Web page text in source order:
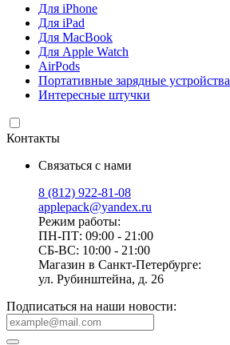
Для iPhone
Для iPad
Для MacBook
Для Apple Watch
AirPods
Портативные зарядные устройства
Интересные штучки
Контакты
Связаться с нами
8 (812) 922-81-08
applepack@yandex.ru
Режим работы:
ПН-ПТ: 09:00 - 21:00
СБ-ВС: 10:00 - 21:00
Магазин в Санкт-Петербурге:
ул. Рубинштейна, д. 26
Подписаться на наши новости: